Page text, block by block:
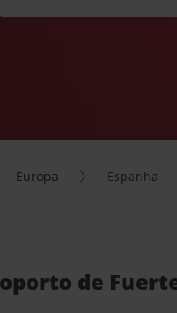
Europa Espanha
de